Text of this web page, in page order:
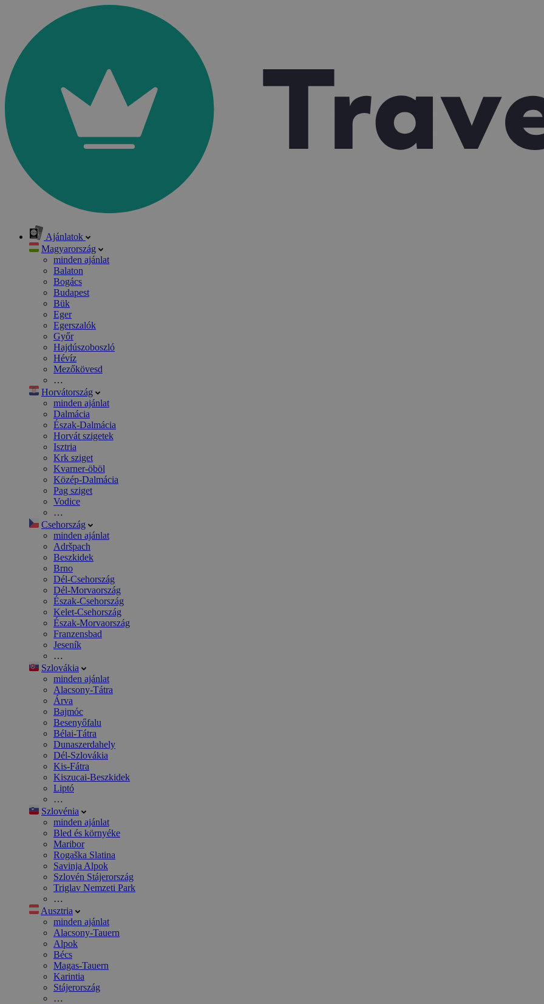
Ajánlatok
Magyarország
minden ajánlat
Balaton
Bogács
Budapest
Bük
Eger
Egerszalók
Győr
Hajdúszoboszló
Hévíz
Mezőkövesd
…
Horvátország
minden ajánlat
Dalmácia
Észak-Dalmácia
Horvát szigetek
Isztria
Krk sziget
Kvarner-öböl
Közép-Dalmácia
Pag sziget
Vodice
…
Csehország
minden ajánlat
Adršpach
Beszkidek
Brno
Dél-Csehország
Dél-Morvaország
Észak-Csehország
Kelet-Csehország
Észak-Morvaország
Franzensbad
Jeseník
…
Szlovákia
minden ajánlat
Alacsony-Tátra
Árva
Bajmóc
Besenyőfalu
Bélai-Tátra
Dunaszerdahely
Dél-Szlovákia
Kis-Fátra
Kiszucai-Beszkidek
Liptó
…
Szlovénia
minden ajánlat
Bled és környéke
Maribor
Rogaška Slatina
Savinja Alpok
Szlovén Stájerország
Triglav Nemzeti Park
…
Ausztria
minden ajánlat
Alacsony-Tauern
Alpok
Bécs
Magas-Tauern
Karintia
Stájerország
…